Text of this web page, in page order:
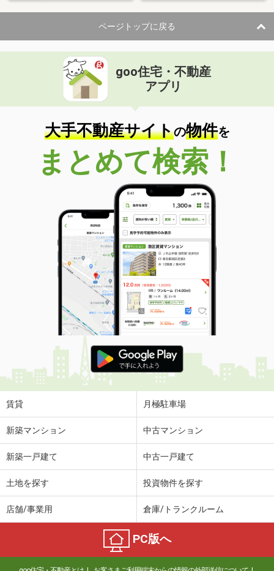
ページトップに戻る
goo住宅・不動産
アプリ
大手不動産サイトの物件を
まとめて検索！
賃貸 月極駐車場
新築マンション 中古マンション
新築一戸建て 中古一戸建て
土地を探す 投資物件を探す
店舗/事業用 倉庫/トランクルーム
PC版へ